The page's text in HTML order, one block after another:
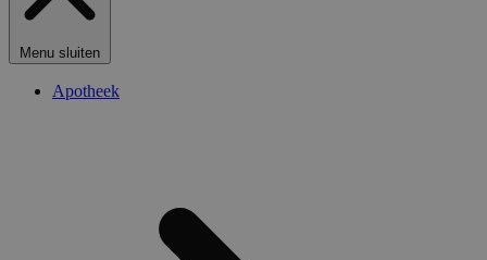
Menu sluiten
Apotheek